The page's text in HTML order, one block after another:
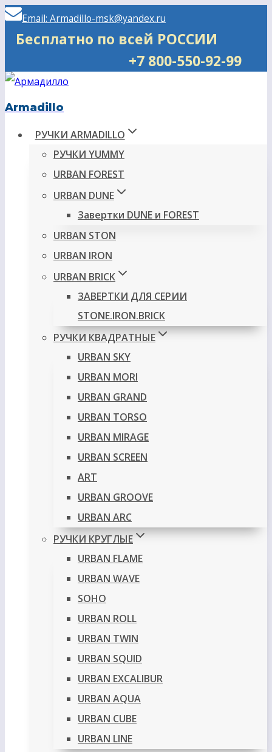
Перейти
Email: Armadillo-msk@yandex.ru
Бесплатно по всей РОССИИ
+7 800-550-92-99
Armadillo
РУЧКИ ARMADILLO
РУЧКИ YUMMY
URBAN FOREST
URBAN DUNE
Завертки DUNE и FOREST
URBAN STON
URBAN IRON
URBAN BRICK
ЗАВЕРТКИ ДЛЯ СЕРИИ
STONE.IRON.BRICK
РУЧКИ КВАДРАТНЫЕ
URBAN SKY
URBAN MORI
URBAN GRAND
URBAN TORSO
URBAN MIRAGE
URBAN SCREEN
ART
URBAN GROOVE
URBAN ARC
РУЧКИ КРУГЛЫЕ
URBAN FLAME
URBAN WAVE
SOHO
URBAN ROLL
URBAN TWIN
URBAN SQUID
URBAN EXCALIBUR
URBAN AQUA
URBAN CUBE
URBAN LINE